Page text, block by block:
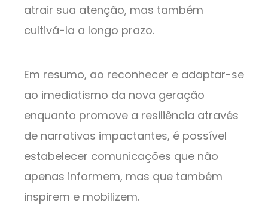
atrair sua atenção, mas também
cultivá-la a longo prazo.
Em resumo, ao reconhecer e adaptar-se
ao imediatismo da nova geração
enquanto promove a resiliência através
de narrativas impactantes, é possível
estabelecer comunicações que não
apenas informem, mas que também
inspirem e mobilizem.